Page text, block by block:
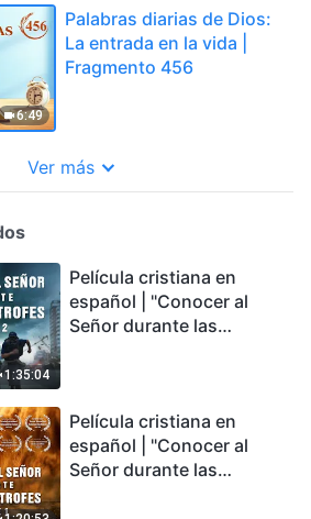
6:49
Palabras diarias de Dios:
La entrada en la vida |
Fragmento 456
Ver más
1:35:04
Película cristiana en
español | "Conocer al
Señor durante las
podemos sobrevivir?
Película cristiana en
español | "Conocer al
Señor durante las